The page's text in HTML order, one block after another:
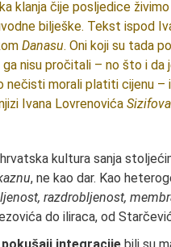
klanja čije posljedice
bilješke. Tekst ispod
Danasu. Oni koji su tada
nisu pročitali – no što i
nečisti morali platiti cijenu
Ivana Lovrenovića
kultu­ra sanja
, ne kao dar. Kao
razdrobljenost,
do iliraca, od
integraci­je bili su